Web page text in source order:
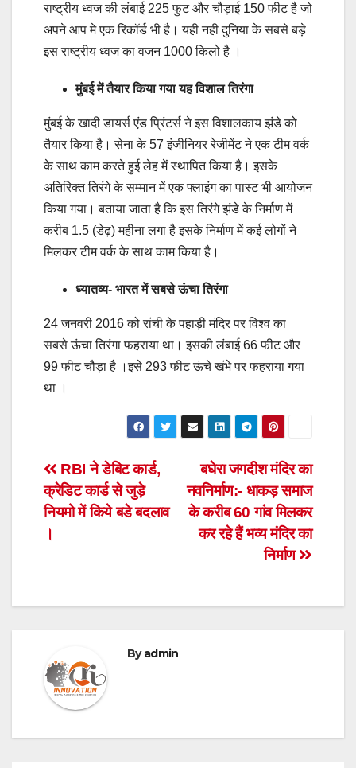
राष्ट्रीय ध्वज की लंबाई 225 फुट और चौड़ाई 150 फीट है जो
अपने आप मे एक रिकॉर्ड भी है। यही नही दुनिया के सबसे बड़े
इस राष्ट्रीय ध्वज का वजन 1000 किलो है ।
मुंबई में तैयार किया गया यह विशाल तिरंगा
मुंबई के खादी डायर्स एंड प्रिंटर्स ने इस विशालकाय झंडे को
तैयार किया है। सेना के 57 इंजीनियर रेजीमेंट ने एक टीम वर्क
के साथ काम करते हुई लेह में स्थापित किया है। इसके
अतिरिक्त तिरंगे के सम्मान में एक फ्लाइंग का पास्ट भी आयोजन
किया गया। बताया जाता है कि इस तिरंगे झंडे के निर्माण में
करीब 1.5 (डेढ़) महीना लगा है इसके निर्माण में कई लोगों ने
मिलकर टीम वर्क के साथ काम किया है।
ध्यातव्य- भारत में सबसे ऊंचा तिरंगा
24 जनवरी 2016 को रांची के पहाड़ी मंदिर पर विश्व का
सबसे ऊंचा तिरंगा फहराया था। इसकी लंबाई 66 फीट और
99 फीट चौड़ा है ।इसे 293 फीट ऊंचे खंभे पर फहराया गया
था ।
Post
navigation
बघेरा जगदीश मंदिर का
नवनिर्माण:- धाकड़ समाज
के करीब 60 गांव मिलकर
कर रहे हैं भव्य मंदिर का
निर्माण
RBI ने डेबिट कार्ड,
क्रेडिट कार्ड से जुड़े
नियमो में किये बडे बदलाव
।
Byadmin